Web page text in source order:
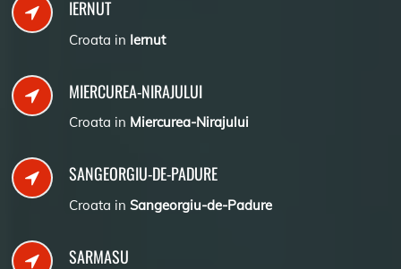
IERNUT
Croata in Iernut
MIERCUREA-NIRAJULUI
Croata in Miercurea-Nirajului
SANGEORGIU-DE-PADURE
Croata in Sangeorgiu-de-Padure
SARMASU